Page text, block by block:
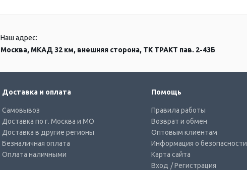
Наш адрес:
Москва, МКАД 32 км, внешняя сторона, ТК ТРАКТ пав. 2-43Б
Доставка и оплата
Самовывоз
Доставка по г. Москва и МО
Доставка в другие регионы
Безналичная оплата
Оплата наличными
Помощь
Правила работы
Возврат и обмен
Оптовым клиентам
Информация о безопасности
Карта сайта
Вход / Регистрация